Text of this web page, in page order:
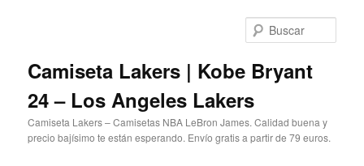
Camiseta Lakers | Kobe Bryant
24 – Los Angeles Lakers
Camiseta Lakers – Camisetas NBA LeBron James. Calidad buena y
precio bajísimo te están esperando. Envío gratis a partir de 79 euros.